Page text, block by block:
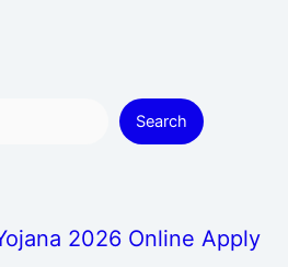
Search
2026 Online Apply